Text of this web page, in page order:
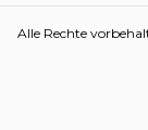
Alle Rechte